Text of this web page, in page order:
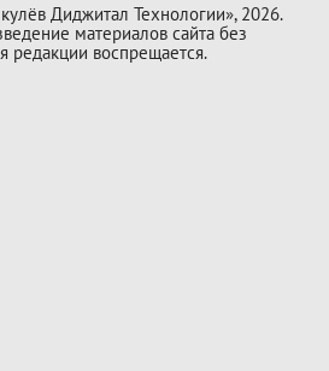
Диджитал Технологии», 2026.
материалов сайта без
редакции воспрещается.